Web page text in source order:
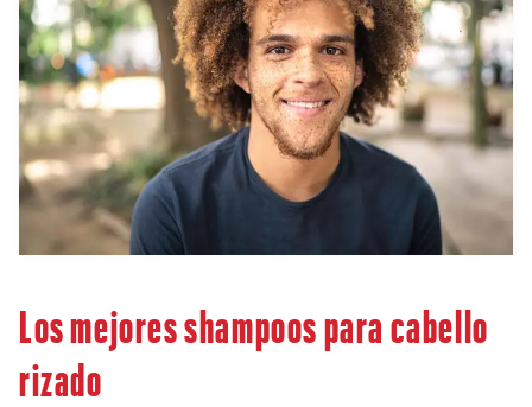
Los mejores shampoos para cabello
rizado